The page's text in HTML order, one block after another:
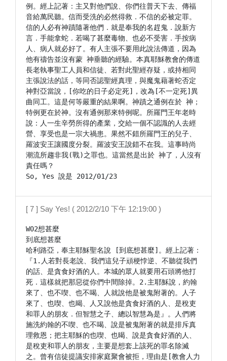
例。經上記著：主又對他們說、你們往普天下去、傳福
音給萬民聽。信而受洗的必然得救．不信的必被定罪。
信的人必有神蹟隨著他們．就是奉我的名趕鬼．說新方
言．手能拿蛇．若喝了甚麼毒物、也必不受害．手按病
人、病人就必好了。有人主張不要用此說法傳道，因為
他有禱告並沒有蒙 神垂聽的經驗。本真耶穌教會的傳道
長老執事聖工人員和信徒、若對此聖經存疑，或持相同
主張說法的話，等同否認聖經真理，與魔鬼藉著蛇否定
神對亞當說，[你吃的日子必定死]，改為[不一定死]異
曲同工。這是何等嚴重的結果啊。神蹟之通例在於 神；
特例更在於神。沒有通例那來特例呢。所羅門王年老時
說：人一生辛勞所得的產業，交給一個不認識的人去經
營、享受也是一宗大禍患。果然不錯所羅門王的兒子、
羅波安王讓國度分裂。羅波安王說錯不在我。這事時尚
潮流所趨非我(戰)之罪也。這當然是出於 神了，人沒有
責任嗎？
[ 7 ] Say Yes! ( 2012/2/10 下午 12:19:00 )
W02想甚麼
到底想甚麼
哈利路亞，奉主耶穌聖名說 [到底想甚麼]。經上記著：
『1.人若對長老說、我們這兒子頑梗悖逆、不聽從我們
的話、是貪食好酒的人。本城的眾人就要用石頭將他打
死．這樣就把那惡從你們中間除掉。2.主耶穌說，約翰
來了、也不喫、也不喝、人就說他是被鬼附著的。人子
來了、也喫、也暍、人又說他是貪食好酒的人、是稅吏
和罪人的朋友．但智慧之子、總以智慧為是』。人們將
施洗約翰的不喫、也不喝、說是被鬼附著的就是排斥真
理救恩；把主耶穌的也喫、也暍、說是貪食好酒的人、
是稅吏和罪人的朋友，主要是想套上該死的罪名除滅
之。曾有信徒提議安排家庭聚會被拒，理由是[教會人力